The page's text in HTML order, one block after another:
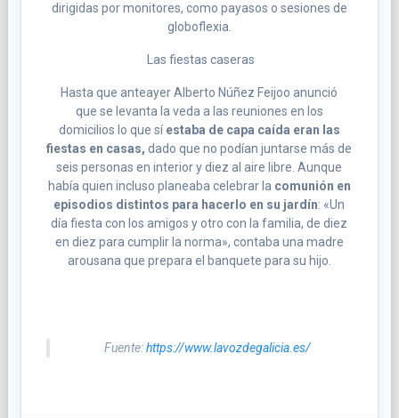
dirigidas por monitores, como payasos o sesiones de
globoflexia.
Las fiestas caseras
Hasta que anteayer Alberto Núñez Feijoo anunció
que se levanta la veda a las reuniones en los
domicilios lo que síestaba de capa caída eran las
fiestas en casas, dado que no podían juntarse más de
seis personas en interior y diez al aire libre. Aunque
había quien incluso planeaba celebrar la comunión en
episodios distintos para hacerlo en su jardín: «Un
día fiesta con los amigos y otro con la familia, de diez
en diez para cumplir la norma», contaba una madre
arousana que prepara el banquete para su hijo.
Fuente:https://www.lavozdegalicia.es/